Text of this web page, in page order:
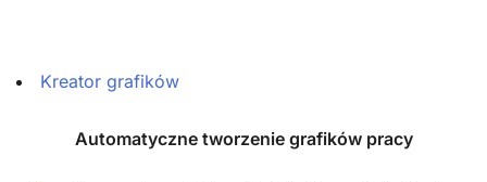
Kreator grafików
Automatyczne tworzenie grafików pracy